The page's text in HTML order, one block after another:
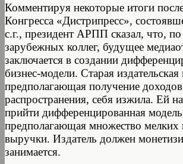
Комментируя некоторые итоги
Конгресса «Дистрипресс»,
с.г., президент АРПП сказал, что,
зарубежных коллег, будущее
заключается в создании
бизнес-модели. Старая издательская
предполагающая получение
распространения, себя изжила. Ей
прийти дифференцированная
предполагающая множество мелких
выручки. Издатель должен
занимается.